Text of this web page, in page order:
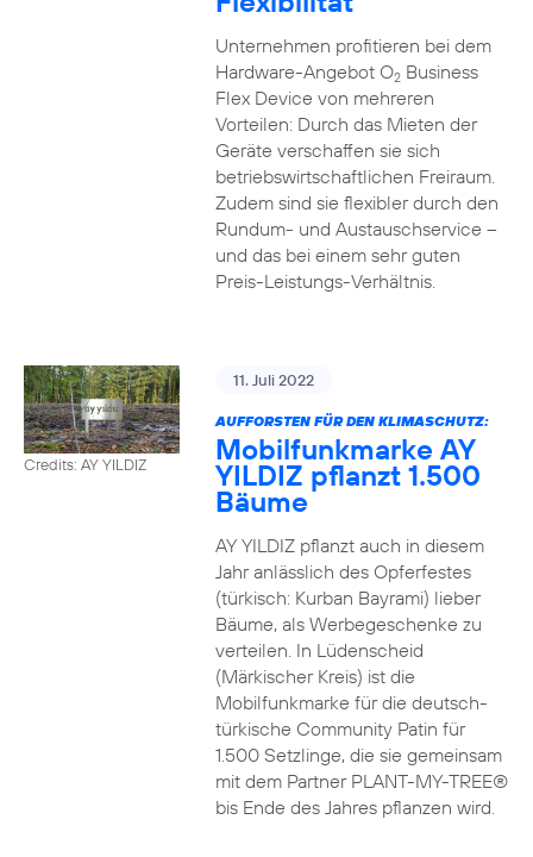
Unternehmen profitieren bei dem
Hardware-Angebot O2Business
Flex Device von mehreren
Vorteilen: Durch das Mieten der
Geräte verschaffen sie sich
betriebswirtschaftlichen Freiraum.
Zudem sind sie flexibler durch den
Rundum- und Austauschservice –
und das bei einem sehr guten
Preis-Leistungs-Verhältnis.
Credits: AY YILDIZ
11. Juli 2022
AUFFORSTEN FÜR DEN KLIMASCHUTZ:
Mobilfunkmarke AY
YILDIZ pflanzt 1.500
Bäume
AY YILDIZ pflanzt auch in diesem
Jahr anlässlich des Opferfestes
(türkisch: Kurban Bayrami) lieber
Bäume, als Werbegeschenke zu
verteilen. In Lüdenscheid
(Märkischer Kreis) ist die
Mobilfunkmarke für die deutsch-
türkische Community Patin für
1.500 Setzlinge, die sie gemeinsam
mit dem Partner PLANT-MY-TREE®
bis Ende des Jahres pflanzen wird.